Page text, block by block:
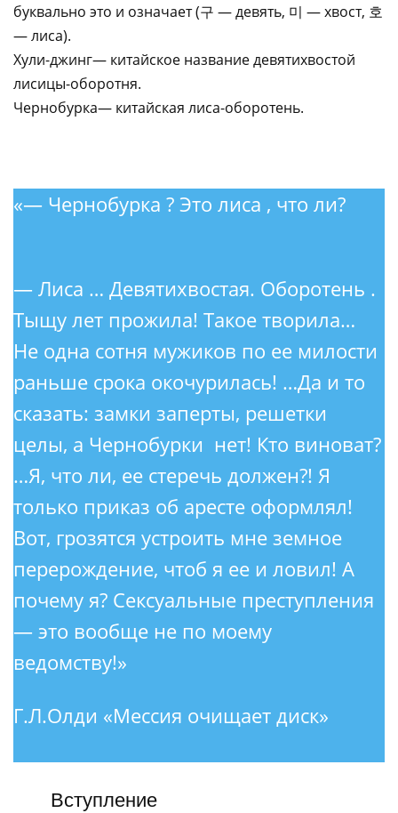
буквально это и означает (구 — девять, 미 — хвост, 호
— лиса).
Хули-джинг— китайское название девятихвостой
лисицы-оборотня.
Чернобурка— китайская лиса-оборотень.
«— Чернобурка ? Это лиса , что ли?​‌‌​‌‌​ ​‌​‌‌‌‌ ​​​‌​‌ ​​‌‌​​ ​​‌‌‌​ ​‌​​​‌ ​​‌‌‌​ ​​​‌‌‌
— Лиса … Девятихвостая. Оборотень .
Тыщу лет прожила! Такое творила…
Не одна сотня мужиков по ее милости
раньше срока окочурилась! …Да и то
сказать: замки заперты, решетки
целы, а Чернобурки нет! Кто виноват?
…Я, что ли, ее стеречь должен?! Я
только приказ об аресте оформлял!
Вот, грозятся устроить мне земное
перерождение, чтоб я ее и ловил! А
почему я? Сексуальные преступления
— это вообще не по моему
ведомству!»​‌‌​‌‌​ ​‌​‌‌‌‌ ​​​‌​‌ ​​‌‌​​ ​​‌‌‌​ ​‌​​​‌ ​​‌‌‌​ ​​​‌‌‌ ​​‌​‌​ ​‌​​​‌ ​​‌‌‌​ ​​‌‌‌‌ ​‌​​​‌ ​​‌​‌​ ​​‌​‌‌ ​‌​​‌‌ ​‌​‌​‌​ ​‌‌​‌‌​ ​‌‌‌​‌‌ ​​‌‌‌‌
Г.Л.Олди «Мессия очищает диск»​‌‌​‌‌​ ​‌​‌‌‌‌ ​​​‌​‌ ​​‌‌​​ ​​‌‌‌​ ​‌​​​‌ ​​‌‌‌​ ​​​‌‌‌ ​​‌​‌​ ​‌​​​‌ ​​‌‌‌​
​‌​‌‌‌‌ ​​​‌​‌ ​​‌‌​​ ​​‌‌‌​ ​‌​​​‌ ​​‌‌‌​ ​​​‌‌ Вступление